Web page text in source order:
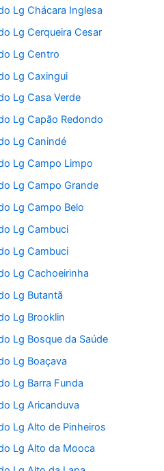
Lg Chácara Inglesa
Lg Cerqueira Cesar
Lg Centro
Lg Caxingui
Lg Casa Verde
Lg Capão Redondo
Lg Canindé
Lg Campo Limpo
Lg Campo Grande
Lg Campo Belo
Lg Cambuci
Lg Cambuci
Lg Cachoeirinha
Lg Butantã
Lg Brooklin
Lg Bosque da Saúde
Lg Boaçava
Lg Barra Funda
Lg Aricanduva
Lg Alto de Pinheiros
Lg Alto da Mooca